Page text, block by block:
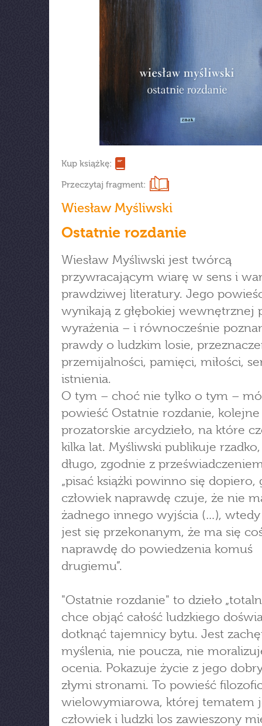
Kup książkę:
Przeczytaj fragment:
Wiesław Myśliwski
Ostatnie rozdanie
Wiesław Myśliwski jest twórcą
przywracającym wiarę w sens i
prawdziwej literatury. Jego
wynikają z głębokiej wewnętrznej
wyrażenia – i równocześnie
prawdy o ludzkim losie,
przemijalności, pamięci, miłości,
istnienia.
O tym – choć nie tylko o tym –
powieść Ostatnie rozdanie, kolejne
prozatorskie arcydzieło, na które
kilka lat. Myśliwski publikuje
długo, zgodnie z
„pisać książki powinno się dopiero,
człowiek naprawdę czuje, że nie
żadnego innego wyjścia (…),
jest się przekonanym, że ma się
naprawdę do powiedzenia komuś
drugiemu”.
"Ostatnie rozdanie" to dzieło
chce objąć całość ludzkiego
dotknąć tajemnicy bytu. Jest
myślenia, nie poucza, nie
ocenia. Pokazuje życie z jego
złymi stronami. To powieść
wielowymiarowa, której tematem
człowiek i ludzki los zawieszony